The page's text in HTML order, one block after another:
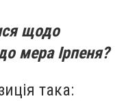
щодо
мера Ірпеня?
така: